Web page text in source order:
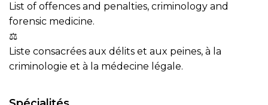
List of offences and penalties, criminology and
forensic medicine.
⚖
Liste consacrées aux délits et aux peines, à la
criminologie et à la médecine légale.